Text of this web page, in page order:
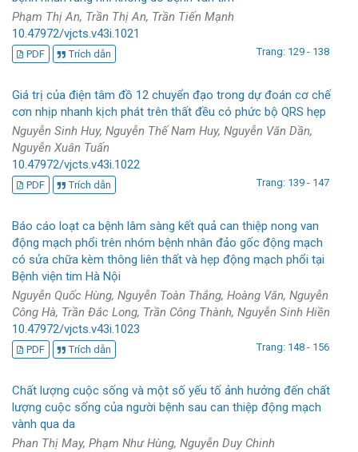
Phạm Thị An, Trần Thị An, Trần Tiến Mạnh
10.47972/vjcts.v43i.1021
PDF Trích dẫn Trang: 129 - 138
Giá trị của điện tâm đồ 12 chuyển đạo trong dự đoán cơ chế
cơn nhịp nhanh kịch phát trên thất đều có phức bộ QRS hẹp
Nguyễn Sinh Huy, Nguyễn Thế Nam Huy, Nguyễn Văn Dần,
Nguyễn Xuân Tuấn
10.47972/vjcts.v43i.1022
PDF Trích dẫn Trang: 139 - 147
Báo cáo loạt ca bệnh lâm sàng kết quả can thiệp nong van
động mạch phổi trên nhóm bệnh nhân đảo gốc động mạch
có sửa chữa kèm thông liên thất và hẹp động mạch phổi tại
Bệnh viện tim Hà Nội
Nguyễn Quốc Hùng, Nguyễn Toàn Thắng, Hoàng Văn, Nguyễn
Công Hà, Trần Đắc Long, Trần Công Thành, Nguyễn Sinh Hiền
10.47972/vjcts.v43i.1023
PDF Trích dẫn Trang: 148 - 156
Chất lượng cuộc sống và một số yếu tố ảnh hưởng đến chất
lượng cuộc sống của người bệnh sau can thiệp động mạch
vành qua da
Phan Thị May, Phạm Như Hùng, Nguyễn Duy Chinh